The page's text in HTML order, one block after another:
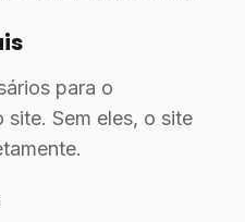
para o
Sem eles, o site